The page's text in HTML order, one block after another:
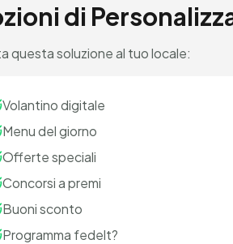
di
questa soluzione al tuo locale:
Volantino digitale
Menu del giorno
Offerte speciali
Concorsi a premi
Buoni sconto
Programma fedelt?